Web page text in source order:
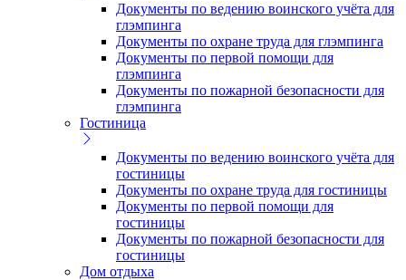
Документы по ведению воинского учёта для
глэмпинга
Документы по охране труда для глэмпинга
Документы по первой помощи для
глэмпинга
Документы по пожарной безопасности для
глэмпинга
Гостиница
Документы по ведению воинского учёта для
гостиницы
Документы по охране труда для гостиницы
Документы по первой помощи для
гостиницы
Документы по пожарной безопасности для
гостиницы
Дом отдыха